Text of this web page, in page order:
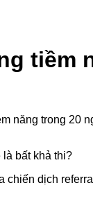
tiềm
năng trong 20
là bất khả thi?
dịch